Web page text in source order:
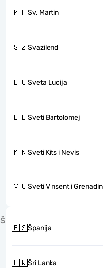
🇲🇫Sv. Martin
🇸🇿Svazilend
🇱🇨Sveta Lucija
🇧🇱Sveti Bartolomej
🇰🇳Sveti Kits i Nevis
🇻🇨Sveti Vinsent i Grenadin
Š
🇪🇸Španija
🇱🇰Šri Lanka